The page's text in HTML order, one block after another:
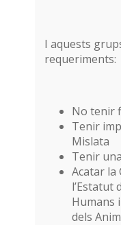
I aquests
requeriments:
No tenir
Tenir
Mislata
Tenir
Acatar la
l’Estatut
Humans
dels